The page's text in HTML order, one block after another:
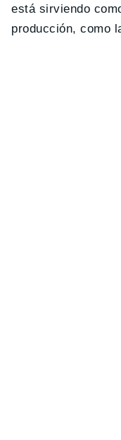
está sirviendo
producción, como